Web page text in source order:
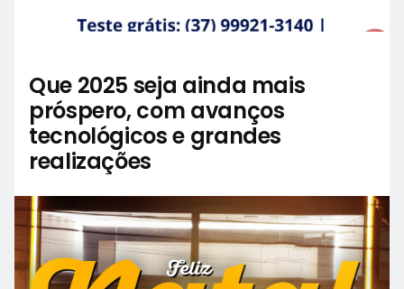
Que 2025 seja ainda mais
próspero, com avanços
tecnológicos e grandes
realizações